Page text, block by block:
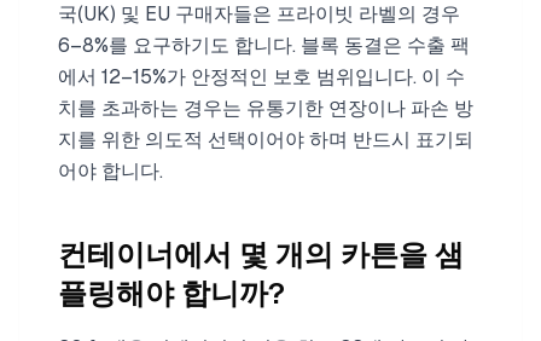
국(UK) 및 EU 구매자들은 프라이빗 라벨의 경우
6–8%를 요구하기도 합니다. 블록 동결은 수출 팩
에서 12–15%가 안정적인 보호 범위입니다. 이 수
치를 초과하는 경우는 유통기한 연장이나 파손 방
지를 위한 의도적 선택이어야 하며 반드시 표기되
어야 합니다.
컨테이너에서 몇 개의 카튼을 샘
플링해야 합니까?